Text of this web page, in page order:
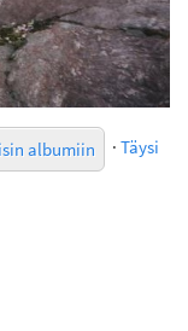
albumiin · Täysi